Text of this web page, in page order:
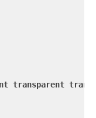
transparent